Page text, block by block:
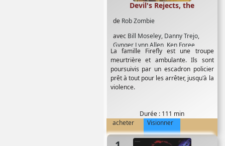
de Rob Zombie
avec Bill Moseley, Danny Trejo,
Gynger Lynn Allen, Ken Foree,
Michael Berryman ,Rosario Mary
Woronov,Sheri Moon,Sid Haig
Steve Railsback,Tyler Mane
Devil's Rejects, the
La famille Firefly est une troupe
meurtrière et ambulante. Ils sont
poursuivis par un escadron policier
prêt à tout pour les arrêter, jusqu'à la
violence.
Durée : 111 min
acheter
Visionner